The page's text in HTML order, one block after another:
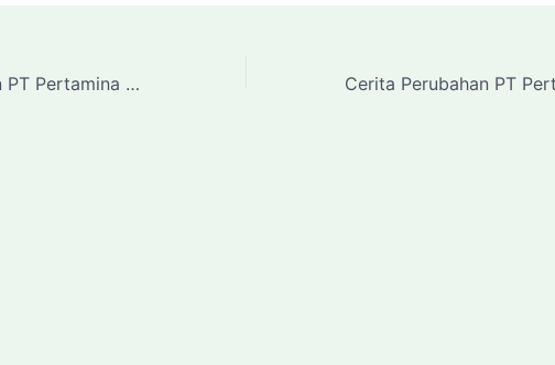
Cerita Perubahan PT Pertamina Patra Niaga FT Sabang